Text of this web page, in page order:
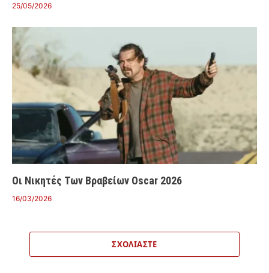
25/05/2026
Οι Νικητές Των Βραβείων Oscar 2026
16/03/2026
ΣΧΟΛΙΆΣΤΕ